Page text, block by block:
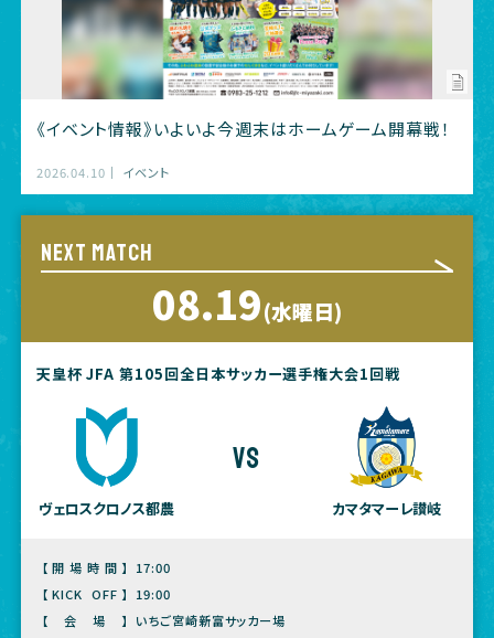
《イベント情報》いよいよ今週末はホームゲーム開幕戦！
2026.04.10 イベント
NEXT MATCH
08.19(水曜日)
天皇杯 JFA 第105回全日本サッカー選手権大会1回戦
ヴェロスクロノス都農
vs
カマタマーレ讃岐
【開場時間】
17:00
【KICK OFF】
19:00
【会場】
いちご宮崎新富サッカー場